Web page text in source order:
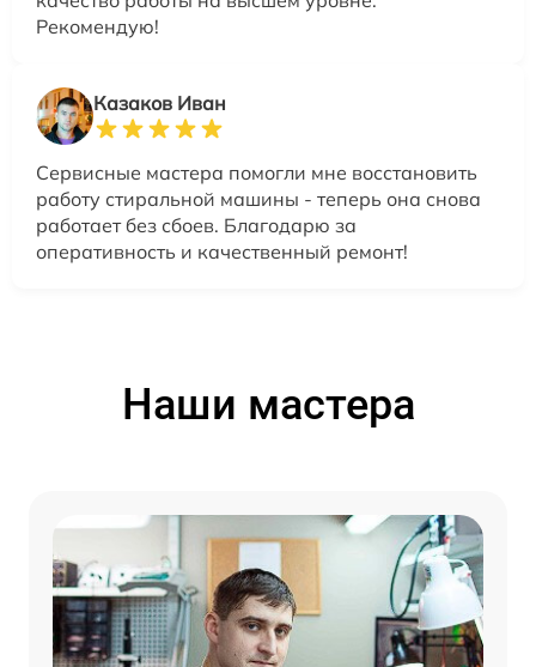
Рекомендую!
Казаков Иван
Сервисные мастера помогли мне восстановить
работу стиральной машины - теперь она снова
работает без сбоев. Благодарю за
оперативность и качественный ремонт!
Наши мастера